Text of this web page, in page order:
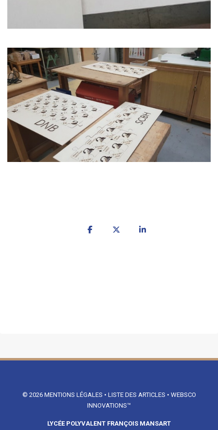
© 2026 MENTIONS LÉGALES • LISTE DES ARTICLES • WEBSCO
INNOVATIONS™
LYCÉE POLYVALENT FRANÇOIS MANSART